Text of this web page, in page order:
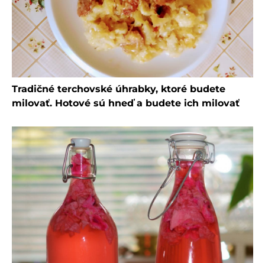
Tradičné terchovské úhrabky, ktoré budete
milovať. Hotové sú hneď a budete ich milovať